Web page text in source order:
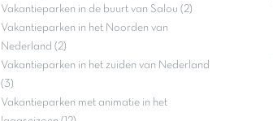
Vakantieparken in de buurt van Salou (2)
Vakantieparken in het Noorden van
Nederland (2)
Vakantieparken in het zuiden van Nederland
(3)
Vakantieparken met animatie in het